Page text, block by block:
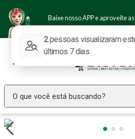
Baixe nosso APP e aproveite as
ofertas.
O que você está buscando?